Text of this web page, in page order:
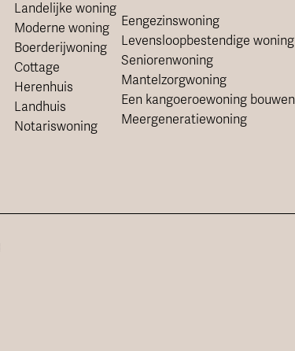
Landelijke woning
Moderne woning
Boerderijwoning
Cottage
Herenhuis
Landhuis
Notariswoning
Eengezinswoning
Levensloopbestendige woning
Seniorenwoning
Mantelzorgwoning
Een kangoeroewoning bouwen
Meergeneratiewoning